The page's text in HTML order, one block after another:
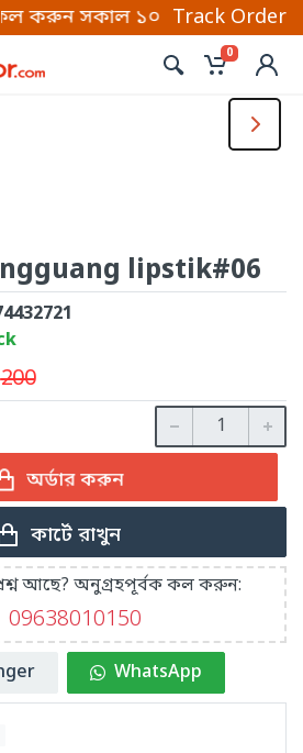
১০ টা থেকে রাত ১০টা
Track Order
0
lipstik#06
200
অর্ডার করুন
কার্টে রাখুন
আছে? অনুগ্রহপূর্বক কল করুন:
09638010150
WhatsApp